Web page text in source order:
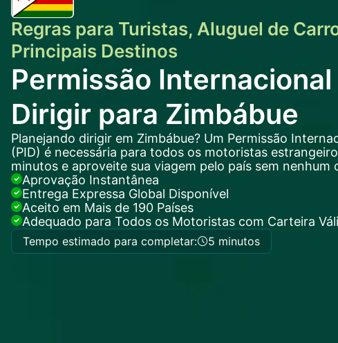
Regras para Turistas, Aluguel de
Principais Destinos
Permissão Internacional
Dirigir para Zimbábue
Planejando dirigir em Zimbábue? Um Permissão
(PID) é necessária para todos os motoristas
minutos e aproveite sua viagem pelo país sem nenhum
Aprovação Instantânea
Entrega Expressa Global Disponível
Aceito em Mais de 190 Países
Adequado para Todos os Motoristas com Carteira
Tempo estimado para completar: 5 minutos